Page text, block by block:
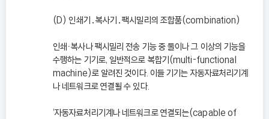
(D) 인쇄기․복사기․팩시밀리의 조합품(combination)
인쇄ㆍ복사나 팩시밀리 전송 기능 중 둘이나 그 이상의 기능을
수행하는 기기로, 일반적으로 복합기(multi-functional
machine)로 알려진 것이다. 이들 기기는 자동자료처리기계
나 네트워크로 연결될 수 있다.
‘자동자료처리기계나 네트워크로 연결되는(capable of